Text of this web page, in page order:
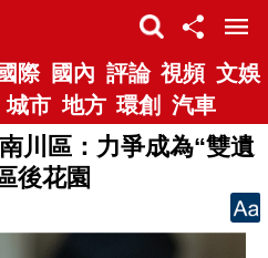
國際 國內 評論 視頻 文娛
城市 地方 環創 汽車
川區：力爭成為“雙遺
後花園